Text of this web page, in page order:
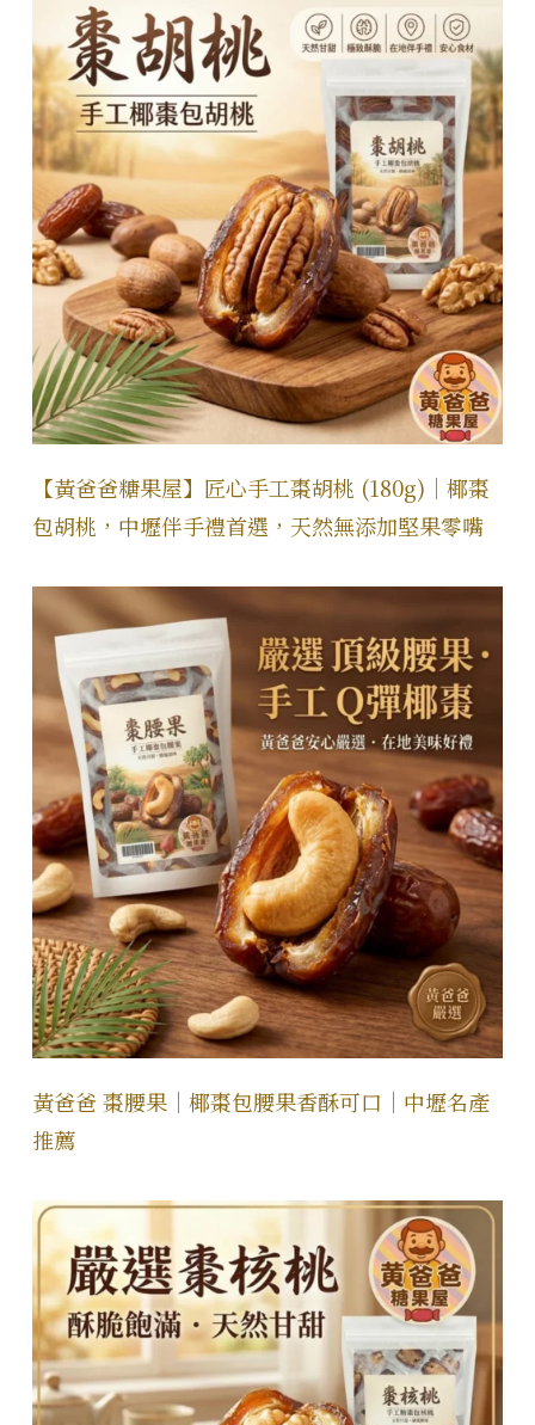
【黃爸爸糖果屋】匠心手工棗胡桃 (180g)｜椰棗
包胡桃，中壢伴手禮首選，天然無添加堅果零嘴
黃爸爸 棗腰果｜椰棗包腰果香酥可口｜中壢名產
推薦